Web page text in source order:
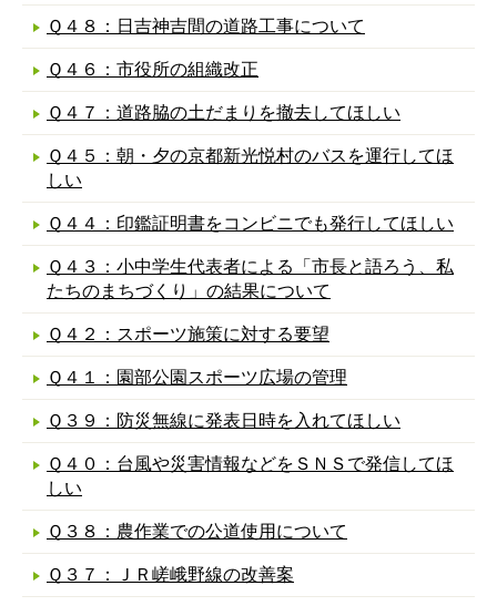
Ｑ４８：日吉神吉間の道路工事について
Ｑ４６：市役所の組織改正
Ｑ４７：道路脇の土だまりを撤去してほしい
Ｑ４５：朝・夕の京都新光悦村のバスを運行してほ
しい
Ｑ４４：印鑑証明書をコンビニでも発行してほしい
Ｑ４３：小中学生代表者による「市長と語ろう、私
たちのまちづくり」の結果について
Ｑ４２：スポーツ施策に対する要望
Ｑ４１：園部公園スポーツ広場の管理
Ｑ３９：防災無線に発表日時を入れてほしい
Ｑ４０：台風や災害情報などをＳＮＳで発信してほ
しい
Ｑ３８：農作業での公道使用について
Ｑ３７：ＪＲ嵯峨野線の改善案